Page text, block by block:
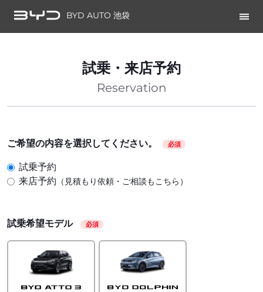
BYD AUTO 池袋
試乗・来店予約
Reservation
ご希望の内容を選択してください。 必須
試乗予約
来店予約 （見積もり依頼・ご相談もこちら）
試乗希望モデル 必須